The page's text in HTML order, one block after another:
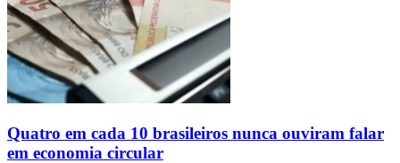
Quatro em cada 10 brasileiros nunca ouviram falar
em economia circular